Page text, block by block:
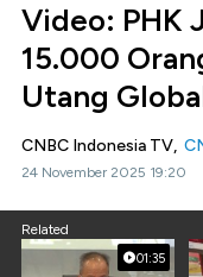
Video: PHK
15.000
Utang
CNBC Indonesia TV,
24 November 2025 19:20
Related
01:35